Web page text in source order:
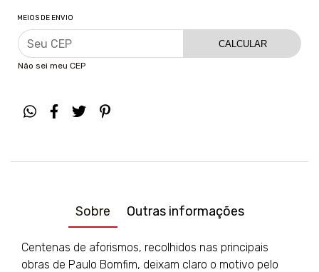
MEIOS DE ENVIO
CALCULAR
Não sei meu CEP
Sobre Outras informações
Centenas de aforismos, recolhidos nas principais
obras de Paulo Bomfim, deixam claro o motivo pelo